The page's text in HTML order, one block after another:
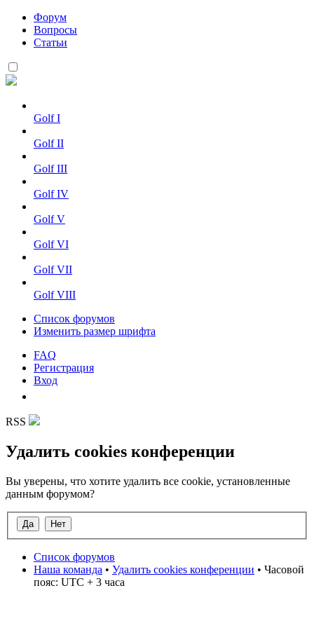
Форум
Вопросы
Статьи
Golf I
Golf II
Golf III
Golf IV
Golf V
Golf VI
Golf VII
Golf VIII
Список форумов
Изменить размер шрифта
FAQ
Регистрация
Вход
RSS
Удалить cookies конференции
Вы уверены, что хотите удалить все cookie, установленные
данным форумом?
Список форумов
Наша команда • Удалить cookies конференции • Часовой
пояс: UTC + 3 часа